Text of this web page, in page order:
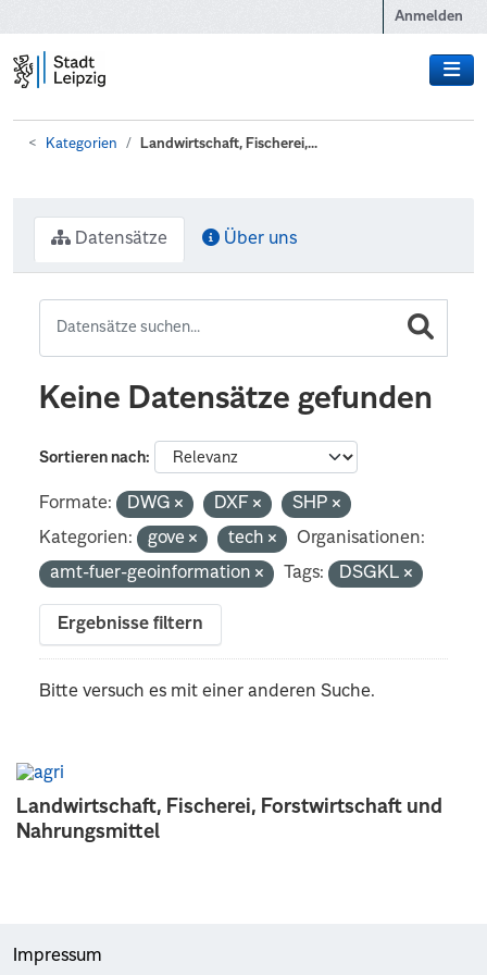
Anmelden
Kategorien Landwirtschaft, Fischerei,...
Landwirtschaft, Fischerei, Forstwirtschaft und
Nahrungsmittel
Datensätze Über uns
Keine Datensätze gefunden
Sortieren nach
Formate: DWG DXF
SHP
Kategorien:
gove tech
Organisationen:
amt-fuer-geoinformation
Tags: DSGKL
Ergebnisse filtern
Bitte versuch es mit einer anderen Suche.
Impressum